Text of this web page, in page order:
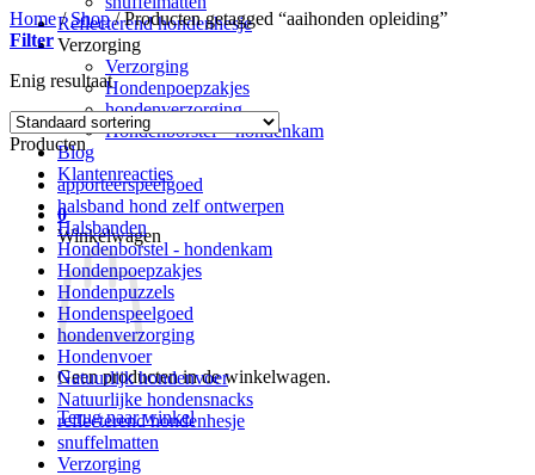
Reflecterend hondenhesje
Verzorging
Verzorging
Hondenpoepzakjes
hondenverzorging
Hondenborstel – hondenkam
Blog
Klantenreacties
0
Winkelwagen
Geen producten in de winkelwagen.
Terug naar winkel
Home / Shop /Producten getagged “aaihonden opleiding”
Filter
Enig resultaat
Producten
apporteerspeelgoed
halsband hond zelf ontwerpen
Halsbanden
Hondenborstel - hondenkam
Hondenpoepzakjes
Hondenpuzzels
Hondenspeelgoed
hondenverzorging
Hondenvoer
Natuurlijk hondenvoer
Natuurlijke hondensnacks
reflecterend hondenhesje
snuffelmatten
Verzorging